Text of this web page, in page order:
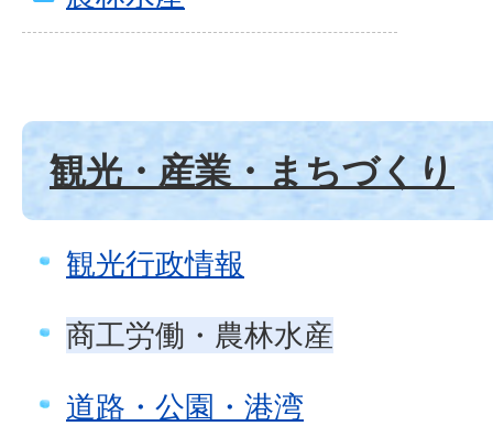
観光・産業・まちづくり
観光行政情報
商工労働・農林水産
道路・公園・港湾